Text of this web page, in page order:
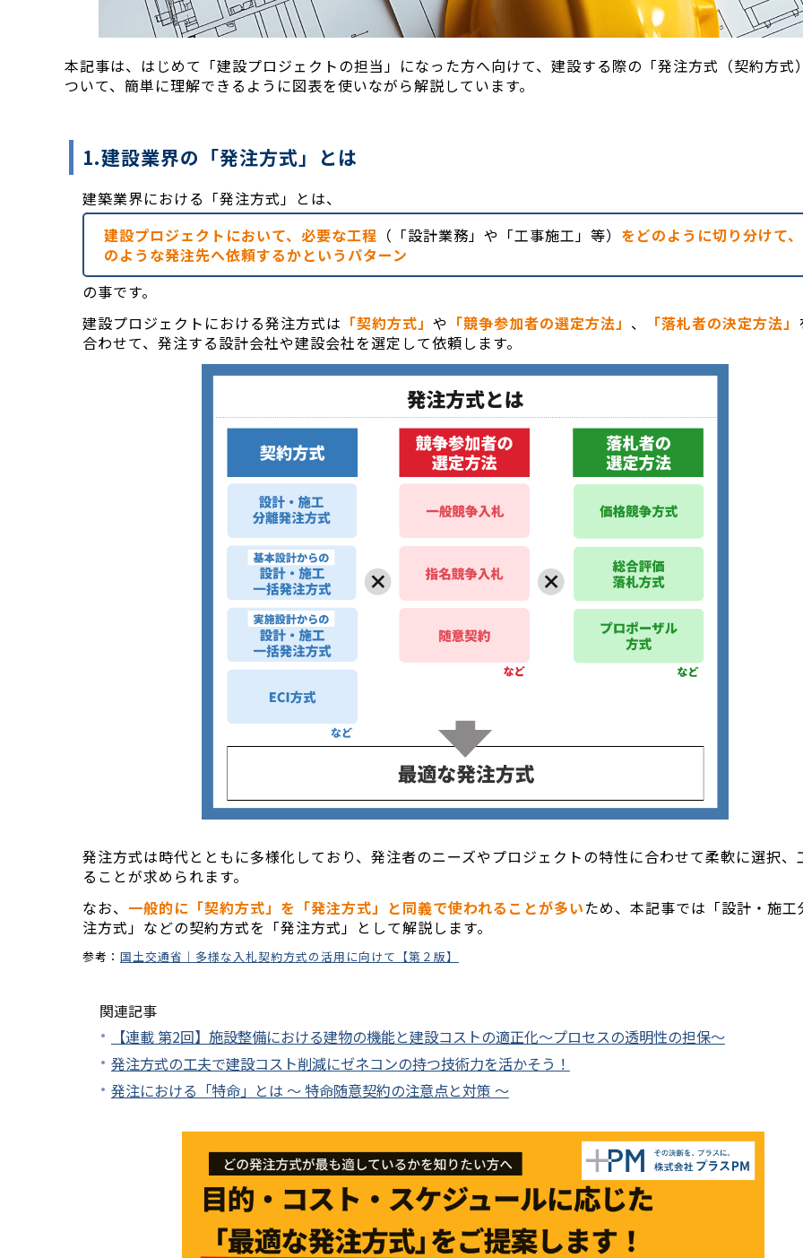
本記事は、はじめて「建設プロジェクトの担当」になった方へ向けて、建設する際の「発注方式（契約方式
ついて、簡単に理解できるように図表を使いながら解説しています。
1.建設業界の「発注方式」とは
建築業界における「発注方式」とは、
建設プロジェクトにおいて、必要な工程 （「設計業務」や「工事施工」等） をどのように切り分けて
のような発注先へ依頼するかというパターン
の事です。
建設プロジェクトにおける発注方式は 「契約方式」 や 「競争参加者の選定方法」 、 「落札者の決定方法」
合わせて、発注する設計会社や建設会社を選定して依頼します。
発注方式は時代とともに多様化しており、発注者のニーズやプロジェクトの特性に合わせて柔軟に選択、
ることが求められます。
なお、 一般的に「契約方式」を「発注方式」と同義で使われることが多いため、本記事では「設計・施工
注方式」などの契約方式を「発注方式」として解説します。
参考： 国土交通省｜多様な⼊札契約⽅式の活⽤に向けて【第２版】
関連記事
【連載 第2回】施設整備における建物の機能と建設コストの適正化～プロセスの透明性の担保～
発注方式の工夫で建設コスト削減にゼネコンの持つ技術力を活かそう！
発注における「特命」とは ～ 特命随意契約の注意点と対策 ～